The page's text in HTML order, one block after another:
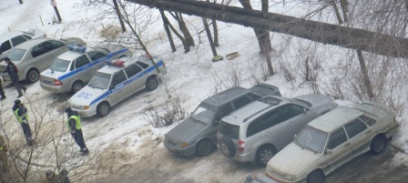
Перейти к основному содержанию